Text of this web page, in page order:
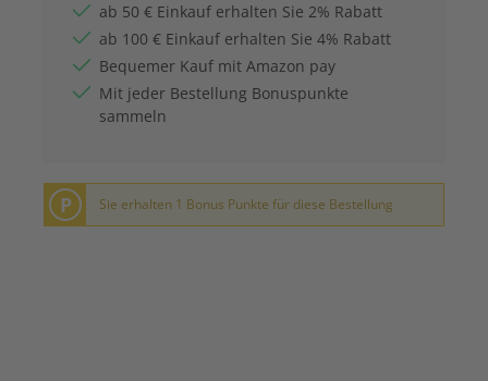
ab 50 € Einkauf erhalten Sie 2% Rabatt
ab 100 € Einkauf erhalten Sie 4% Rabatt
Bequemer Kauf mit Amazon pay
Mit jeder Bestellung Bonuspunkte
sammeln
P Sie erhalten 1 Bonus Punkte für diese Bestellung